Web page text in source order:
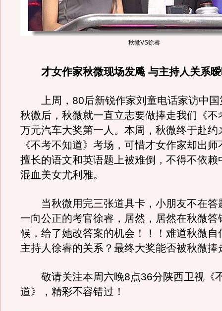
秋微VS徐睿
才女作家秋微现场发飚 与主持人关系
上周，80后新锐作家刘童电话家访中国
秋微后，秋微就一直立志要做捧走我们《不
万元汽车大奖第一人。本周，秋微终于赴约
《不考不知道》考场，可惜才女作家却出
擅长的语文和英语题上被难倒，不得不依赖
混血美女尤利雅。
当秋微用完三张道具卡，小朋友不在答
一向公正的考官徐睿，居然，居然在秋微答
候，给了她改答案的机会！！！难道秋微自
主持人徐睿的关系？最终大奖能否被秋微捧
敬请关注本周六晚8点36分陕西卫视《
道》，精彩不容错过！